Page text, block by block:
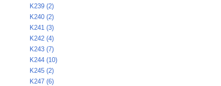
K239 (2)
K240 (2)
K241 (3)
K242 (4)
K243 (7)
K244 (10)
K245 (2)
K247 (6)